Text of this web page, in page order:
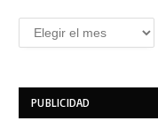
Archivos
PUBLICIDAD